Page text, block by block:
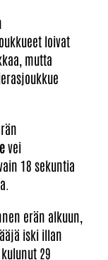
loivat
mutta
vei
18 sekuntia
erän alkuun,
iski illan
29